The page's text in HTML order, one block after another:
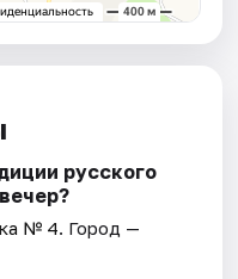
русского
№ 4. Город —